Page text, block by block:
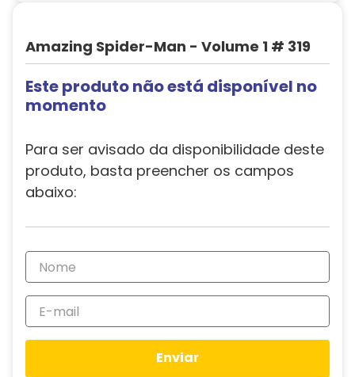
Amazing Spider-Man - Volume 1 # 319
Este produto não está disponível no
momento
Para ser avisado da disponibilidade deste
produto, basta preencher os campos
abaixo:
Enviar